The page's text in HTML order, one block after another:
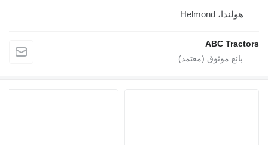
هولندا، Helmond
ABC Tractors